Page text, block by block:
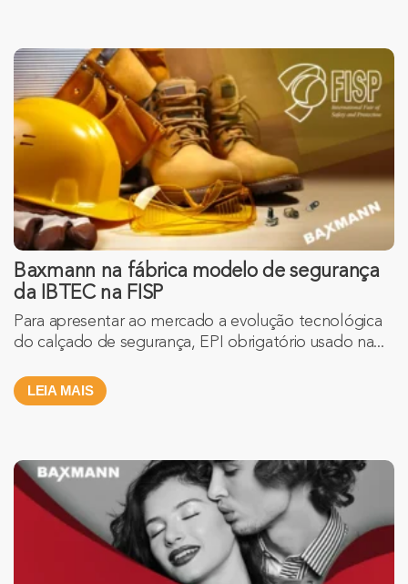
Baxmann na fábrica modelo de segurança
da IBTEC na FISP
Para apresentar ao mercado a evolução tecnológica
do calçado de segurança, EPI obrigatório usado na...
LEIA MAIS